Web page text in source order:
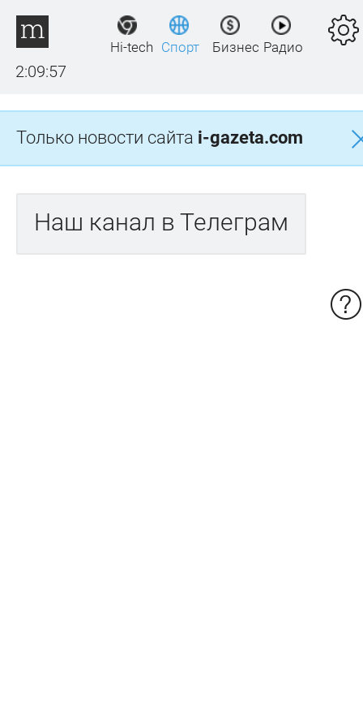
2:09:57
Hi-tech Спорт Бизнес Радио
Только новости сайта i-gazeta.com
Наш канал в Телеграм